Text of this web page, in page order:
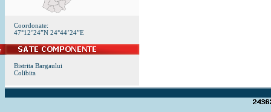
Coordonate:
47°12’24”N 24°44’24”E
Bistrita Bargaului
Colibita